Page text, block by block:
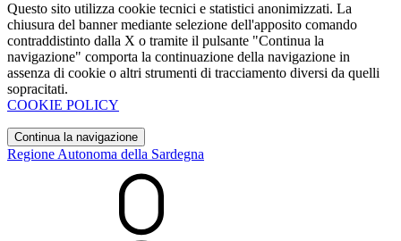
Questo sito utilizza cookie tecnici e statistici anonimizzati. La
chiusura del banner mediante selezione dell'apposito comando
contraddistinto dalla X o tramite il pulsante "Continua la
navigazione" comporta la continuazione della navigazione in
assenza di cookie o altri strumenti di tracciamento diversi da quelli
sopracitati.
COOKIE POLICY
Continua la navigazione
Regione Autonoma della Sardegna